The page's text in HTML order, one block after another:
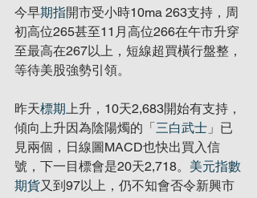
今早期指開市受小時10ma 263支持，周
初高位265甚至11月高位266在午市升穿
至最高在267以上，短線超買橫行盤整，
等待美股強勢引領。
昨天標期上升，10天2,683開始有支持，
傾向上升因為陰陽燭的「三白武士 」已
見兩個，日線圖MACD也快出買入信
號，下一目標會是20天2,718。 美元指數
期貨又到97以上，仍不知會否令新興市